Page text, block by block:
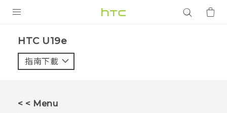
VIVE
HTC U19e‎
指南下載
< < Menu